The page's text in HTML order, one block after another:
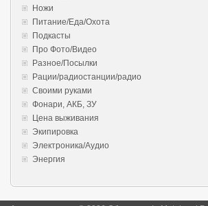
Ножи
Питание/Еда/Охота
Подкасты
Про Фото/Видео
Разное/Посылки
Рации/радиостанции/радио
Своими руками
Фонари, АКБ, ЗУ
Цена выживания
Экипировка
Электроника/Аудио
Энергия